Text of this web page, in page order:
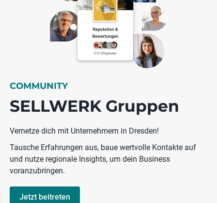
COMMUNITY
SELLWERK Gruppen
Vernetze dich mit Unternehmern in Dresden!
Tausche Erfahrungen aus, baue wertvolle Kontakte auf
und nutze regionale Insights, um dein Business
voranzubringen.
Jetzt beitreten